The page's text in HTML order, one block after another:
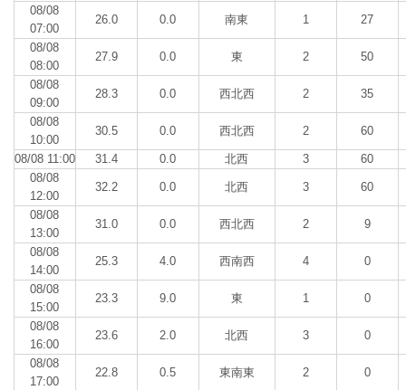
08/08
07:00
26.0 0.0 南東 1 27
08/08
08:00
27.9 0.0 東 2 50
08/08
09:00
28.3 0.0 西北西 2 35
08/08
10:00
30.5 0.0 西北西 2 60
08/08 11:00 31.4 0.0 北西 3
60
08/08
12:00
32.2 0.0 北西 3 60
08/08
13:00
31.0 0.0 西北西 2 9
08/08
14:00
25.3 4.0 西南西 4 0
08/08
15:00
23.3 9.0 東 1 0
08/08
16:00
23.6 2.0 北西 3 0
08/08
17:00
22.8 0.5 東南東 2 0